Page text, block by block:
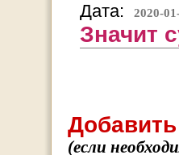
Дата:
2020-
Значит
(если